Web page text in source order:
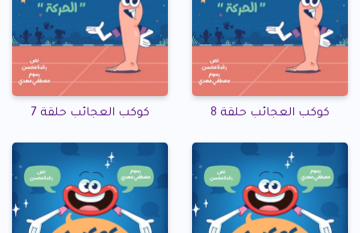
كوكب العجائب حلقة 8 كوكب العجائب حلقة 7